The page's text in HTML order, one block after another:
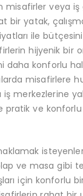
veya
bir yatak,
ile
hijyenik bir
konforlu
misafirlere
merkezlerine
pratik ve
ve masa gibi
için konforlu